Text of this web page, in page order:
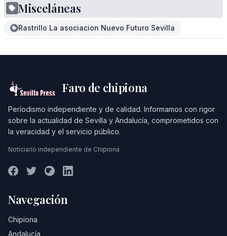
Misceláneas
Rastrillo La asociacion Nuevo Futuro Sevilla
Faro de chipiona
Periodismo independiente y de calidad. Informamos con rigor
sobre la actualidad de Sevilla y Andalucía, comprometidos con
la veracidad y el servicio público.
Noticiario independiente de Chipiona
Navegación
Chipiona
Andalucía